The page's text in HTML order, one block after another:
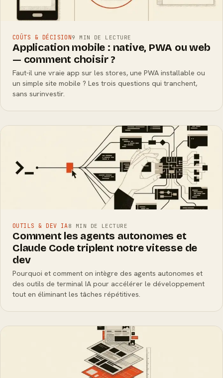
COÛTS & DÉCISION9 MIN DE LECTURE
Application mobile : native, PWA ou web
— comment choisir ?
Faut-il une vraie app sur les stores, une PWA installable ou
un simple site mobile ? Les trois questions qui tranchent,
sans surinvestir.
OUTILS & DEV IA8 MIN DE LECTURE
Comment les agents autonomes et
Claude Code triplent notre vitesse de
dev
Pourquoi et comment on intègre des agents autonomes et
des outils de terminal IA pour accélérer le développement
tout en éliminant les tâches répétitives.